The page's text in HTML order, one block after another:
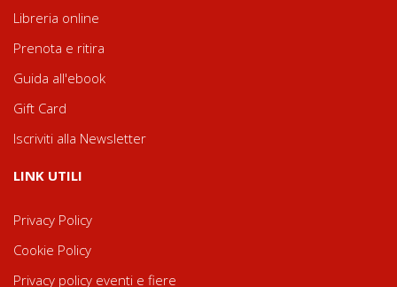
Libreria online
Prenota e ritira
Guida all'ebook
Gift Card
Iscriviti alla Newsletter
LINK UTILI
Privacy Policy
Cookie Policy
Privacy policy eventi e fiere